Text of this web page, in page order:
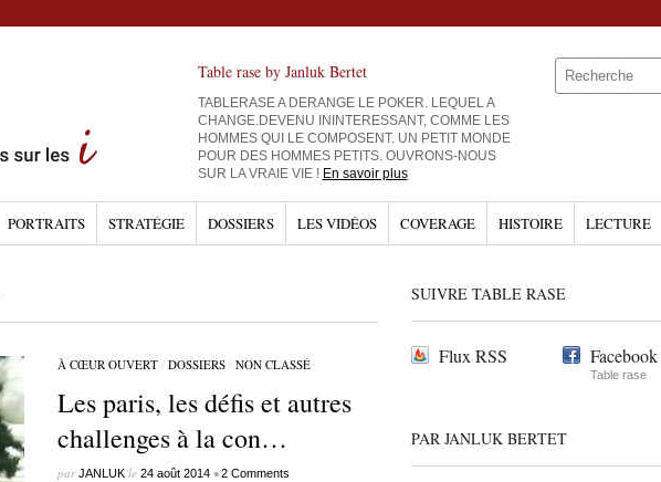
Table rase by Janluk Bertet
TABLERASE A DERANGE LE POKER. LEQUEL A
CHANGE.DEVENU ININTERESSANT, COMME LES
HOMMES QUI LE COMPOSENT. UN PETIT MONDE
POUR DES HOMMES PETITS. OUVRONS-NOUS
SUR LA VRAIE VIE ! En savoir plus
PORTRAITS STRATÉGIE DOSSIERS LES VIDÉOS COVERAGE HISTOIRE LECTURE
À CŒUR OUVERT/ DOSSIERS/ NON CLASSÉ
Les paris, les défis et autres
challenges à la con…
parJANLUKle 24 août 2014 •2 Comments
SUIVRE TABLE RASE
Flux RSS Facebook
Table rase
PAR JANLUK BERTET